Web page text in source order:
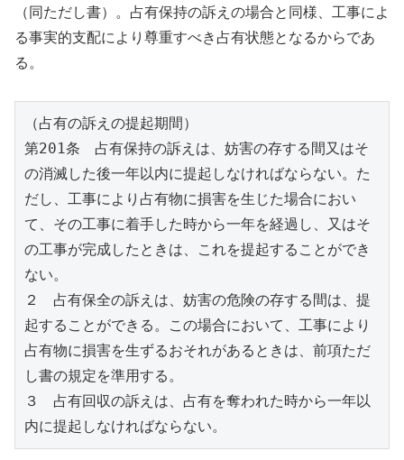
（同ただし書）。占有保持の訴えの場合と同様、工事によ
る事実的支配により尊重すべき占有状態となるからであ
る。
（占有の訴えの提起期間）
第201条　占有保持の訴えは、妨害の存する間又はそ
の消滅した後一年以内に提起しなければならない。た
だし、工事により占有物に損害を生じた場合におい
て、その工事に着手した時から一年を経過し、又はそ
の工事が完成したときは、これを提起することができ
ない。
２　占有保全の訴えは、妨害の危険の存する間は、提
起することができる。この場合において、工事により
占有物に損害を生ずるおそれがあるときは、前項ただ
し書の規定を準用する。
３　占有回収の訴えは、占有を奪われた時から一年以
内に提起しなければならない。